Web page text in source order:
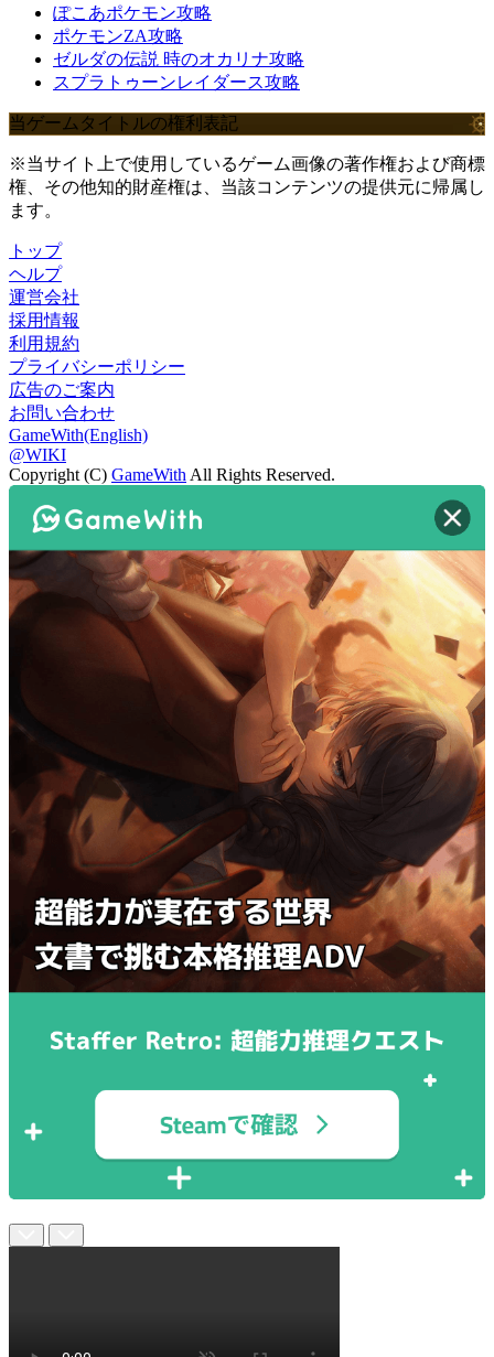
ぽこあポケモン攻略
ポケモンZA攻略
ゼルダの伝説 時のオカリナ攻略
スプラトゥーンレイダース攻略
当ゲームタイトルの権利表記
※当サイト上で使用しているゲーム画像の著作権および商標
権、その他知的財産権は、当該コンテンツの提供元に帰属し
ます。
トップ
ヘルプ
運営会社
採用情報
利用規約
プライバシーポリシー
広告のご案内
お問い合わせ
GameWith(English)
@WIKI
Copyright (C) GameWith All Rights Reserved.